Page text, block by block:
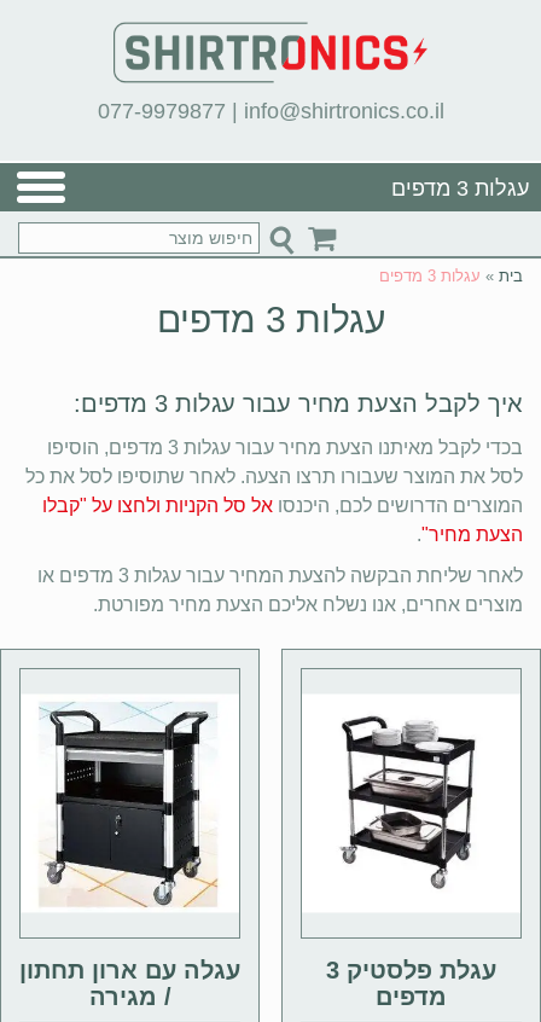
077-9979877 | info@shirtronics.co.il
עגלות 3 מדפים
בית » עגלות 3 מדפים
עגלות 3 מדפים
איך לקבל הצעת מחיר עבור עגלות 3 מדפים:
בכדי לקבל מאיתנו הצעת מחיר עבור עגלות 3 מדפים, הוסיפו
לסל את המוצר שעבורו תרצו הצעה. לאחר שתוסיפו לסל את כל
המוצרים הדרושים לכם, היכנסו אל סל הקניות ולחצו על "קבלו
הצעת מחיר".
לאחר שליחת הבקשה להצעת המחיר עבור עגלות 3 מדפים או
מוצרים אחרים, אנו נשלח אליכם הצעת מחיר מפורטת.
עגלת פלסטיק 3
מדפים
עגלה עם ארון תחתון
/ מגירה